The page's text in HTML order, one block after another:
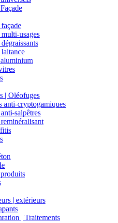
usages
| Oléofuges
anti-cryptogamiques
salpêtres
| extérieurs
| Traitements